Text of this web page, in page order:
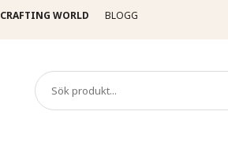
CRAFTING WORLD BLOGG